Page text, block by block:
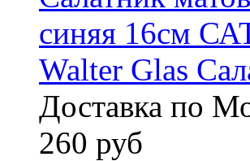
Walter Glas
Доставка по
260 руб